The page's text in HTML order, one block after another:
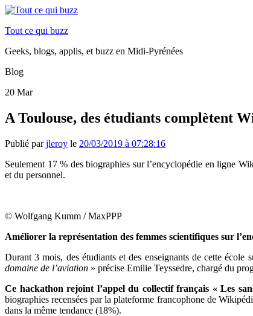
Tout ce qui buzz
Geeks, blogs, applis, et buzz en Midi-Pyrénées
Blog
20 Mar
A Toulouse, des étudiants complètent
Publié parjleroy le 20/03/2019 à 07:28:16
Seulement 17 % des biographies sur l’encyclopédie en ligne
et du personnel.
© Wolfgang Kumm / MaxPPP
Améliorer la représentation des femmes scientifiques sur
Durant 3 mois, des étudiants et des enseignants de cette école
domaine de l’aviation » précise Emilie Teyssedre, chargé du
Ce hackathon rejoint l’appel du collectif français « Les
biographies recensées par la plateforme francophone de
dans la même tendance (18%).